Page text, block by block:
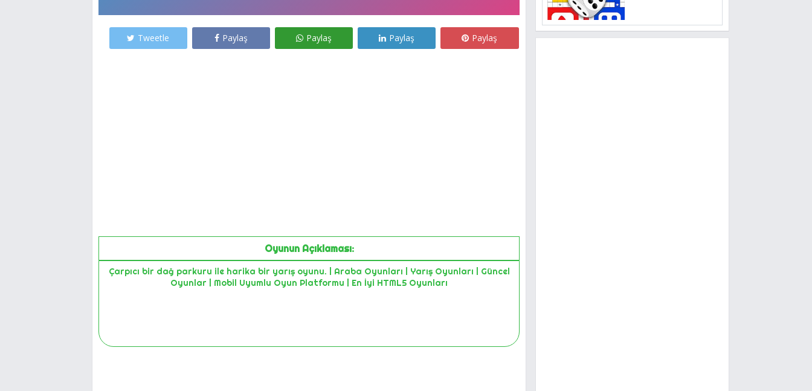
Tweetle Paylaş Paylaş Paylaş Paylaş
Oyunun Açıklaması:
Çarpıcı bir dağ parkuru ile harika bir yarış oyunu. | Araba Oyunları | Yarış Oyunları | Güncel
Oyunlar | Mobil Uyumlu Oyun Platformu | En İyi HTML5 Oyunları